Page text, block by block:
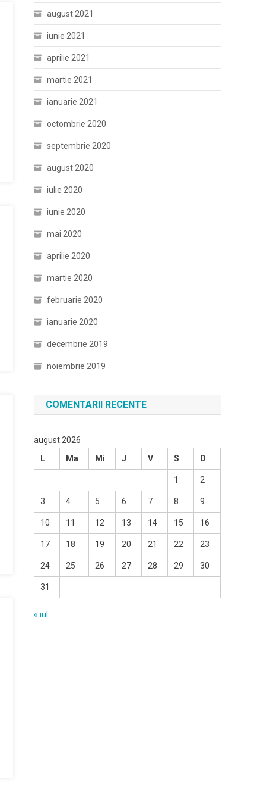
august 2021
iunie 2021
aprilie 2021
martie 2021
ianuarie 2021
octombrie 2020
septembrie 2020
august 2020
iulie 2020
iunie 2020
mai 2020
aprilie 2020
martie 2020
februarie 2020
ianuarie 2020
decembrie 2019
noiembrie 2019
COMENTARII RECENTE
august 2026
L
Ma Mi J V S D
1 2
3 4 5 6 7 8 9
10 11 12 13 14 15 16
17 18 19 20 21 22 23
24 25 26 27 28 29 30
31
« iul.